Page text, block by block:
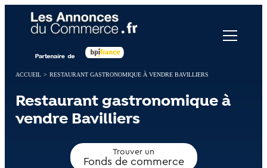
ACCUEIL > RESTAURANT GASTRONOMIQUE À VENDRE BAVILLIERS
Restaurant gastronomique à
vendre Bavilliers
Trouver un
Fonds de commerce
Panneau de gestion des cookies